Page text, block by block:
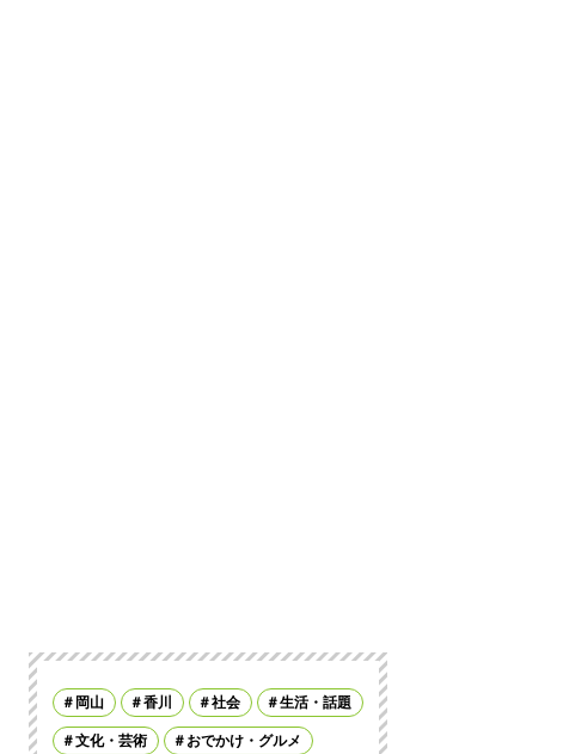
岡山 香川 社会 生活・話題
文化・芸術 おでかけ・グルメ